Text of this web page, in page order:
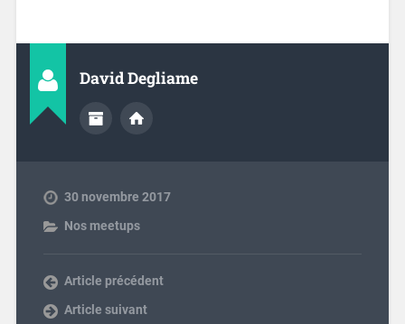
David Degliame
30 novembre 2017
Nos meetups
Article précédent
Article suivant